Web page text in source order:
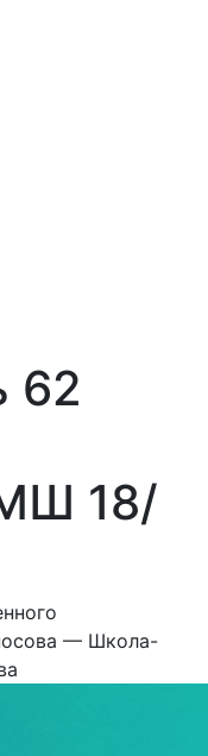
62
18/
— Школа-